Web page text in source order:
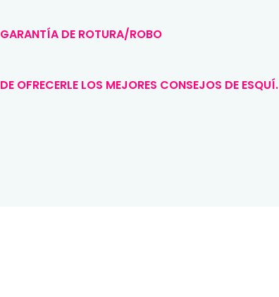
GARANTÍA DE ROTURA/ROBO
DE OFRECERLE LOS MEJORES CONSEJOS DE ESQUÍ.